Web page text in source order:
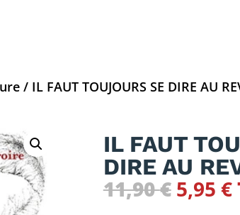
/ IL FAUT TOUJOURS SE DIRE AU
IL FAUT
DIRE AU
11,90€ Le
5,95 €